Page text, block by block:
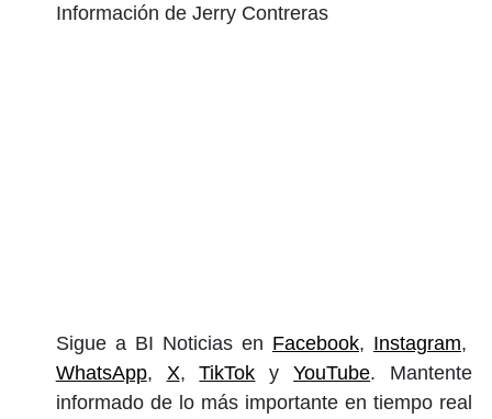
Información de Jerry Contreras
Sigue a BI Noticias en Facebook, Instagram,
WhatsApp, X,TikTok yYouTube. Mantente
informado de lo más importante en tiempo real